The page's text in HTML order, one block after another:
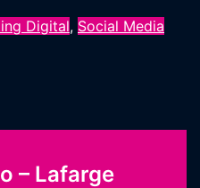
Digital, Social Media
– Lafarge